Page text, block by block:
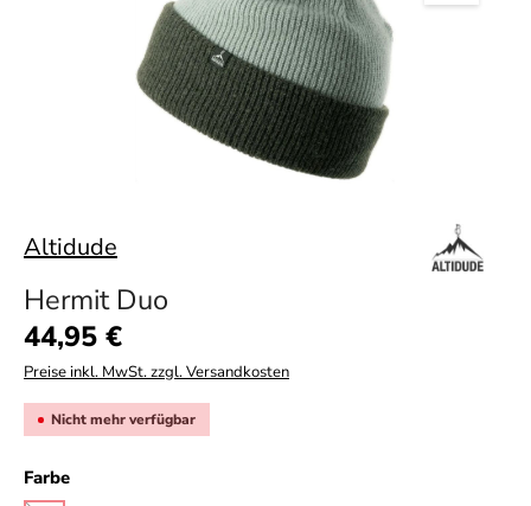
Altidude
Hermit Duo
Regulärer Preis:
44,95 €
Preise inkl. MwSt. zzgl. Versandkosten
Nicht mehr verfügbar
Farbeauswählen